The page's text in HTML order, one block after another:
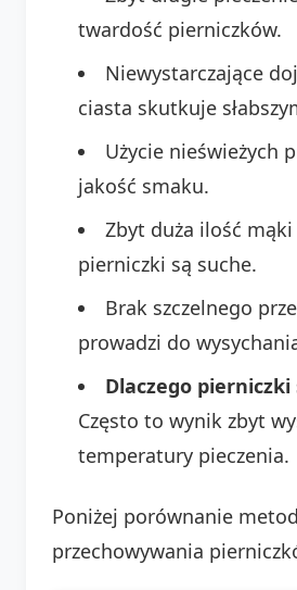
twardość pierniczków.
Niewystarczające
ciasta skutkuje
Użycie nieświeżych
jakość smaku.
Zbyt duża ilość
pierniczki są suche.
Brak szczelnego
prowadzi do
Dlaczego
Często to wynik zbyt
temperatury pieczenia.
Poniżej porównanie metod
przechowywania